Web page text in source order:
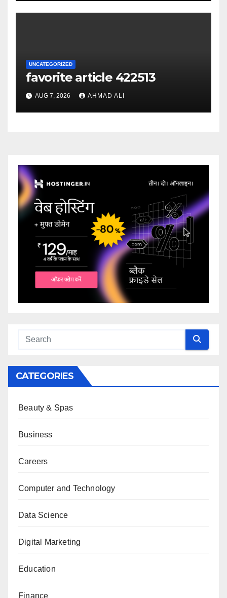
UNCATEGORIZED
favorite article 422513
AUG 7, 2026 AHMAD ALI
CATEGORIES
Beauty & Spas
Business
Careers
Computer and Technology
Data Science
Digital Marketing
Education
Finance